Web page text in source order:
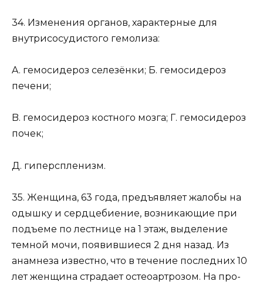
34. Изменения органов, характерные для
внутрисосудистого гемолиза:
A. гемосидероз селезёнки; Б. гемосидероз
печени;
B. гемосидероз костного мозга; Г. гемосидероз
почек;
Д. гиперспленизм.
35. Женщина, 63 года, предъявляет жалобы на
одышку и сердцебиение, возникающие при
подъеме по лестнице на 1 этаж, выделение
темной мочи, появившиеся 2 дня назад. Из
анамнеза известно, что в течение последних 10
лет женщина страдает остеоартрозом. На про-